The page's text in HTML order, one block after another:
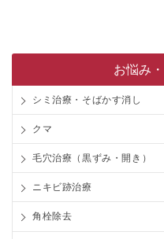
お悩み
シミ治療・そばかす消し
クマ
毛穴治療（黒ずみ・開き）
ニキビ跡治療
角栓除去